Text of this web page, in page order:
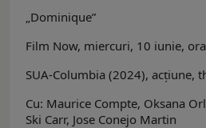
„Dominique”
Film Now, miercuri, 10 iunie,
SUA-Columbia (2024), acţiune,
Cu: Maurice Compte, Oksana
Ski Carr, Jose Conejo Martin